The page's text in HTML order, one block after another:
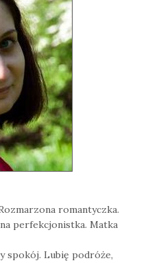
romantyczka.
perfekcjonistka. Matka
spokój. Lubię podróże,